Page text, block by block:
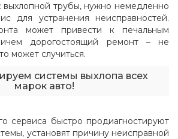
трубы, нужно немедленно
для устранения неисправностей.
может привести к печальным
дорогостоящий ремонт – не
может случиться.
системы выхлопа всех
марок авто!
сервиса быстро продиагностируют
установят причину неисправной